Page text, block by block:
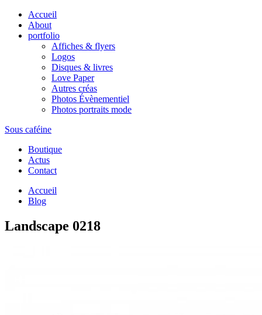
Accueil
About
portfolio
Affiches & flyers
Logos
Disques & livres
Love Paper
Autres créas
Photos Évènementiel
Photos portraits mode
Sous caféine
Boutique
Actus
Contact
Accueil
Blog
Landscape 0218